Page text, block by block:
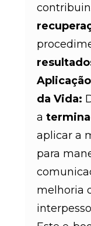
da Vida:
a
aplicar a
para
melhoria